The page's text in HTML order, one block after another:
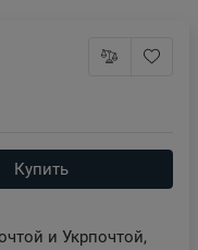
Купить
и Укрпочтой,